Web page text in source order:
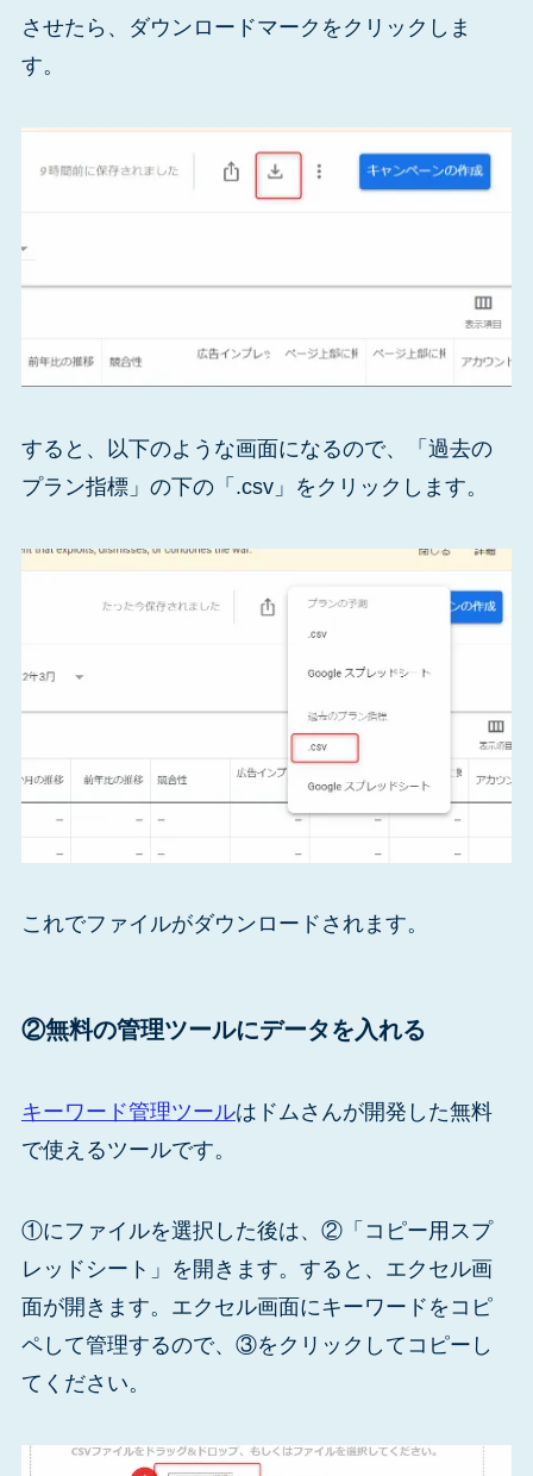
させたら、ダウンロードマークをクリックしま
す。
すると、以下のような画面になるので、「過去の
プラン指標」の下の「.csv」をクリックします。
これでファイルがダウンロードされます。
②無料の管理ツールにデータを入れる
キーワード管理ツールはドムさんが開発した無料
で使えるツールです。
①にファイルを選択した後は、②「コピー用スプ
レッドシート」を開きます。すると、エクセル画
面が開きます。エクセル画面にキーワードをコピ
ペして管理するので、③をクリックしてコピーし
てください。